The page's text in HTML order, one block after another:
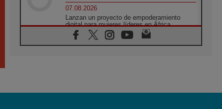
07.08.2026
Lanzan un proyecto de empoderamiento
digital para mujeres líderes en África
07.08.2026
Programa oficial del Viaje Apostólico del
06.08.2026